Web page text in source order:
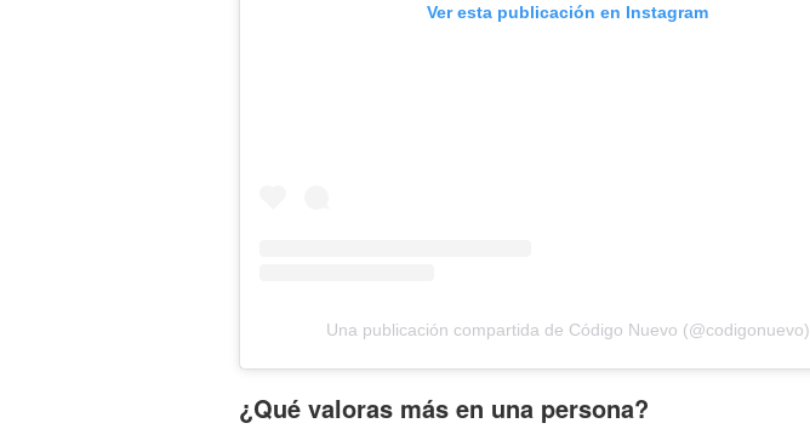
Ver esta publicación en Instagram
Una publicación compartida de Código Nuevo (@codigonuevo)
¿Qué valoras más en una persona?